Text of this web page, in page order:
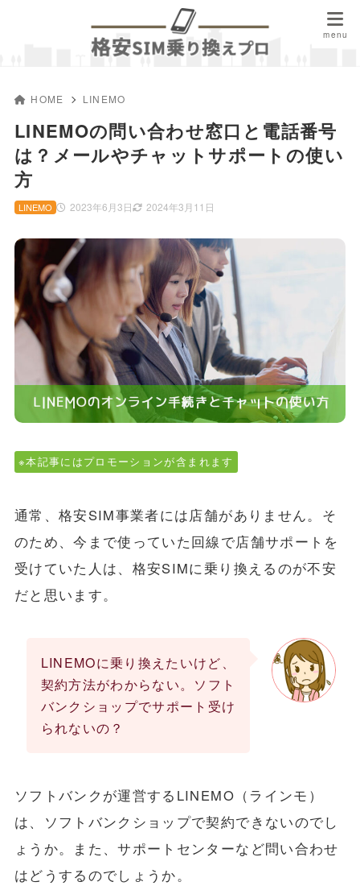
HOME LINEMO
LINEMOの問い合わせ窓口と電話番号
は？メールやチャットサポートの使い
方
2023年6月3日 2024年3月11日
LINEMO
※本記事にはプロモーションが含まれます
通常、格安SIM事業者には店舗がありません。そ
のため、今まで使っていた回線で店舗サポートを
受けていた人は、格安SIMに乗り換えるのが不安
だと思います。
LINEMOに乗り換えたいけど、
契約方法がわからない。ソフト
バンクショップでサポート受け
られないの？
ソフトバンクが運営するLINEMO（ラインモ）
は、ソフトバンクショップで契約できないのでし
ょうか。また、サポートセンターなど問い合わせ
はどうするのでしょうか。